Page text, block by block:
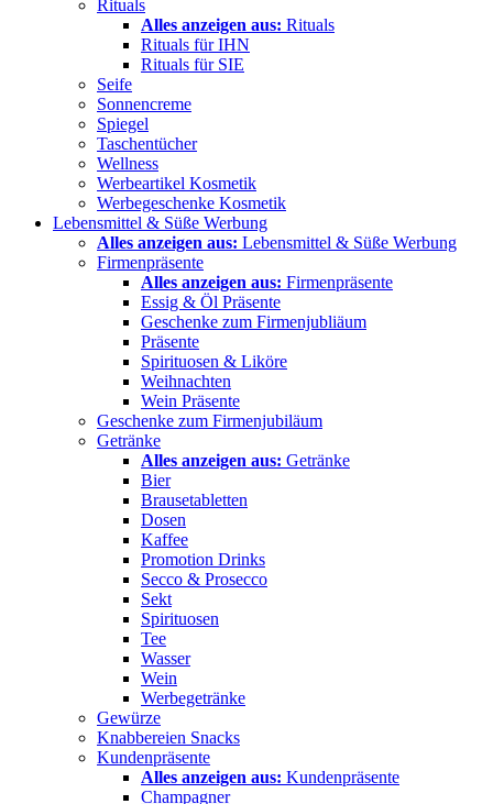
Rituals
Alles anzeigen aus: Rituals
Rituals für IHN
Rituals für SIE
Seife
Sonnencreme
Spiegel
Taschentücher
Wellness
Werbeartikel Kosmetik
Werbegeschenke Kosmetik
Lebensmittel & Süße Werbung
Alles anzeigen aus: Lebensmittel & Süße Werbung
Firmenpräsente
Alles anzeigen aus: Firmenpräsente
Essig & Öl Präsente
Geschenke zum Firmenjubliäum
Präsente
Spirituosen & Liköre
Weihnachten
Wein Präsente
Geschenke zum Firmenjubiläum
Getränke
Alles anzeigen aus: Getränke
Bier
Brausetabletten
Dosen
Kaffee
Promotion Drinks
Secco & Prosecco
Sekt
Spirituosen
Tee
Wasser
Wein
Werbegetränke
Gewürze
Knabbereien Snacks
Kundenpräsente
Alles anzeigen aus: Kundenpräsente
Champagner